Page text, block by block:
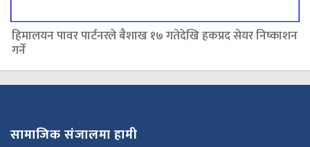
हिमालयन पावर पार्टनरले बैशाख १७ गतेदेखि हकप्रद सेयर निष्काशन
गर्ने
सामाजिक संजालमा हामी